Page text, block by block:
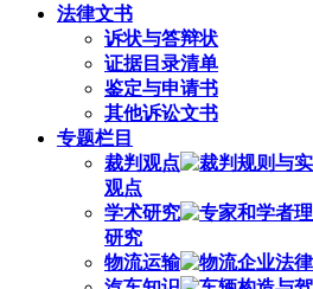
法律文书
诉状与答辩状
证据目录清单
鉴定与申请书
其他诉讼文书
专题栏目
裁判观点
观点
学术研究
研究
物流运输